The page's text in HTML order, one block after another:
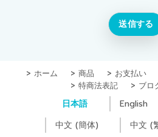
ホーム 商品 お支払い
特商法表記
ブロ
日本語 English
中文 (簡体)
中文 (